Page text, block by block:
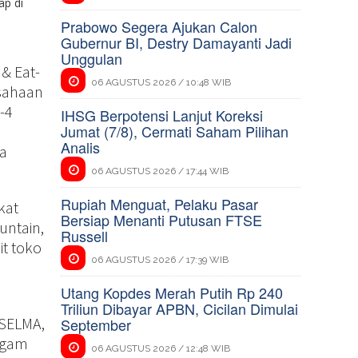
Eat-
4
toko
Prabowo Segera Ajukan Calon
Gubernur BI, Destry Damayanti Jadi
Unggulan
06 AGUSTUS 2026 / 10:48 WIB
IHSG Berpotensi Lanjut Koreksi
Jumat (7/8), Cermati Saham Pilihan
Analis
06 AGUSTUS 2026 / 17:44 WIB
Rupiah Menguat, Pelaku Pasar
Bersiap Menanti Putusan FTSE
Russell
06 AGUSTUS 2026 / 17:39 WIB
Utang Kopdes Merah Putih Rp 240
Triliun Dibayar APBN, Cicilan Dimulai
September
06 AGUSTUS 2026 / 12:48 WIB